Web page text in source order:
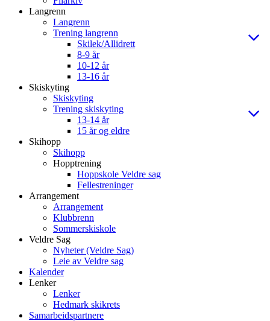
Langrenn
Langrenn
Trening langrenn
Skilek/Allidrett
8-9 år
10-12 år
13-16 år
Skiskyting
Skiskyting
Trening skiskyting
13-14 år
15 år og eldre
Skihopp
Skihopp
Hopptrening
Hoppskole Veldre sag
Fellestreninger
Arrangement
Arrangement
Klubbrenn
Sommerskiskole
Veldre Sag
Nyheter (Veldre Sag)
Leie av Veldre sag
Kalender
Lenker
Lenker
Hedmark skikrets
Samarbeidspartnere